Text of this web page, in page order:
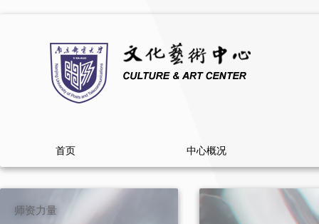
首页 中心概况
师资力量